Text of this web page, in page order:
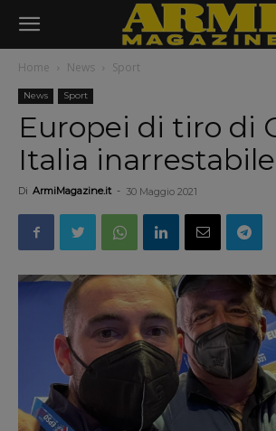
Home News Sport
News Sport
Europei di tiro di
Italia inarrestabile
Di ArmiMagazine.it - 30 Maggio 2021